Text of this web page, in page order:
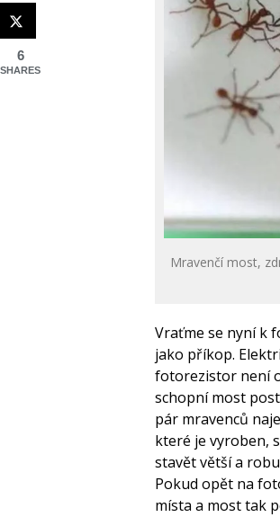
Mravenčí most,
Vraťme se nyní k
jako příkop.
fotorezistor není
schopní most
pár mravenců
které je vyroben,
stavět větší a
Pokud opět na
místa a most tak
6
SHARES